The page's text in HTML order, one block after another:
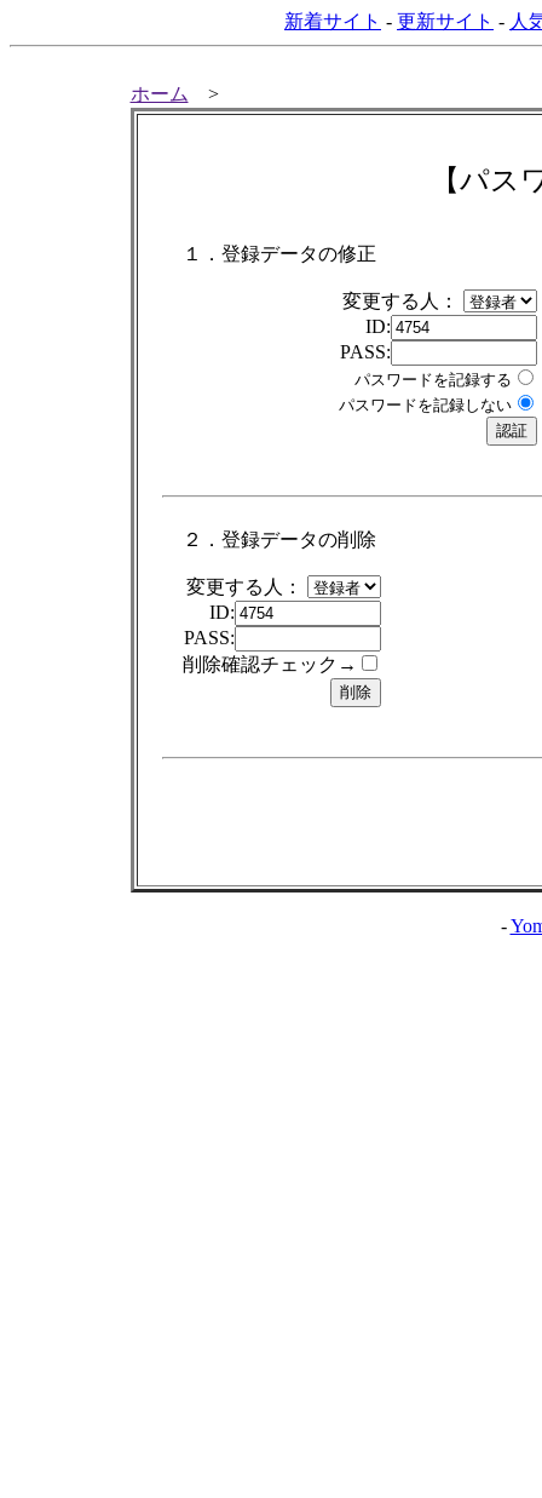
新着サイト - 更新サイト - 人
ホーム >
【パス
１．登録データの修正
変更する人：
ID:
PASS:
パスワードを記録する
パスワードを記録しない
２．登録データの削除
変更する人：
ID:
PASS:
削除確認チェック→
-